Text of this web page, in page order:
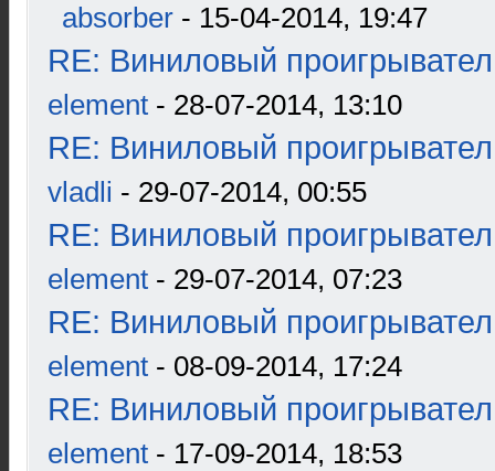
absorber - 15-04-2014, 19:47
RE: Виниловый
element - 28-07-2014, 13:10
RE: Виниловый
vladli - 29-07-2014, 00:55
RE: Виниловый
element - 29-07-2014, 07:23
RE: Виниловый
element - 08-09-2014, 17:24
RE: Виниловый
element - 17-09-2014, 18:53